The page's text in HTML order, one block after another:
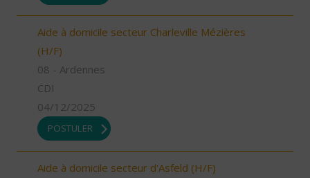
Aide à domicile secteur Charleville Mézières
(H/F)
08 - Ardennes
CDI
04/12/2025
POSTULER
Aide à domicile secteur d'Asfeld (H/F)